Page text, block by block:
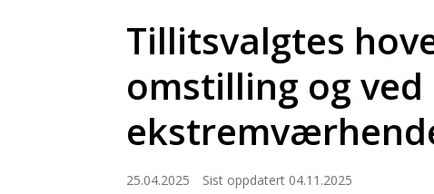
Tillitsvalgtes
omstilling og ved
25.04.2025 Sist oppdatert 04.11.2025